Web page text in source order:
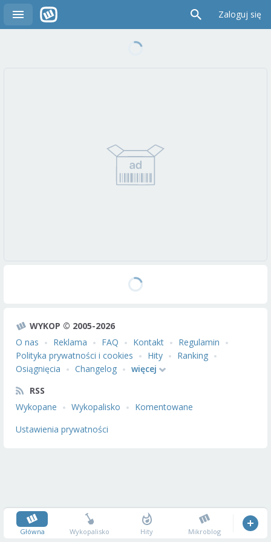
Zaloguj się
WYKOP © 2005-2026
O nas
Reklama FAQ Kontakt
Regulamin
Polityka prywatności i cookies
Hity
Ranking
Osiągnięcia
Changelog
więcej
RSS
Wykopane
Wykopalisko
Komentowane
Ustawienia prywatności
Główna Wykopalisko Hity Mikroblog